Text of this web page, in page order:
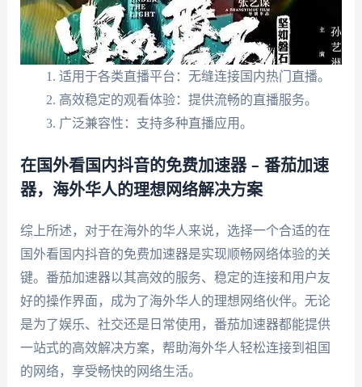
适用于各类直播平台：无缝连接国内热门直播。
高效稳定的观看体验：提供流畅的直播服务。
广泛兼容性：支持多种直播应用。
在国外看国内抖音的免费加速器 – 番茄加速
器，海外华人的理想网络解决方案
综上所述，对于在海外的华人来说，选择一个合适的在
国外看国内抖音的免费加速器是实现顺畅网络体验的关
键。番茄加速器以其高效的服务、稳定的连接和用户友
好的操作界面，成为了海外华人的理想网络伙伴。无论
是为了娱乐、社交还是日常使用，番茄加速器都能提供
一站式的高效解决方案，帮助海外华人轻松连接到祖国
的网络，享受畅快的网络生活。